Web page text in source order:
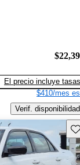
El precio incluye tasas
$410/mes
Verif. disponibilidad